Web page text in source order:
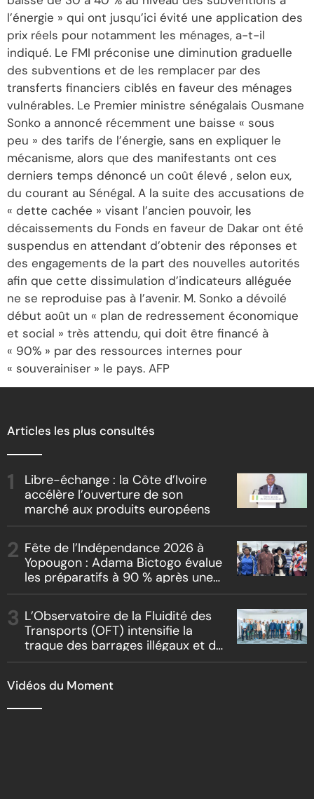
l’énergie » qui ont jusqu’ici évité une application des
prix réels pour notamment les ménages, a-t-il
indiqué. Le FMI préconise une diminution graduelle
des subventions et de les remplacer par des
transferts financiers ciblés en faveur des ménages
vulnérables. Le Premier ministre sénégalais Ousmane
Sonko a annoncé récemment une baisse « sous
peu » des tarifs de l’énergie, sans en expliquer le
mécanisme, alors que des manifestants ont ces
derniers temps dénoncé un coût élevé , selon eux,
du courant au Sénégal. A la suite des accusations de
« dette cachée » visant l’ancien pouvoir, les
décaissements du Fonds en faveur de Dakar ont été
suspendus en attendant d’obtenir des réponses et
des engagements de la part des nouvelles autorités
afin que cette dissimulation d’indicateurs alléguée
ne se reproduise pas à l’avenir. M. Sonko a dévoilé
début août un « plan de redressement économique
et social » très attendu, qui doit être financé à
« 90% » par des ressources internes pour
« souverainiser » le pays. AFP
Articles les plus consultés
Libre-échange : la Côte d’Ivoire
accélère l’ouverture de son
marché aux produits européens
Fête de l’Indépendance 2026 à
Yopougon : Adama Bictogo évalue
les préparatifs à 90 % après une
L’Observatoire de la Fluidité des
Transports (OFT) intensifie la
traque des barrages illégaux et du
Vidéos du Moment